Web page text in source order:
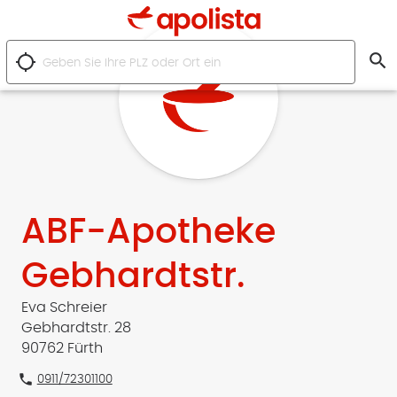
location_searching search
ABF-Apotheke
Gebhardtstr.
Eva Schreier
Gebhardtstr. 28
90762 Fürth
phone 0911/72301100